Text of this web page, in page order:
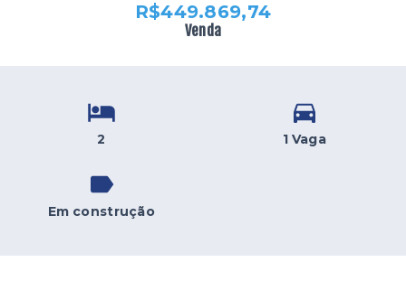
R$449.869,74
Venda
2 1 Vaga
Em construção